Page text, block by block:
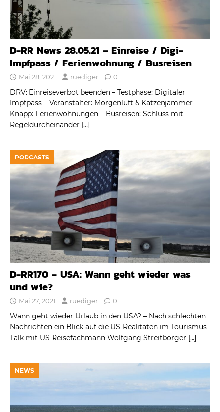
D-RR News 28.05.21 – Einreise / Digi-
Impfpass / Ferienwohnung / Busreisen
Mai 28, 2021 ruediger 0
DRV: Einreiseverbot beenden – Testphase: Digitaler
Impfpass – Veranstalter: Morgenluft & Katzenjammer –
Knapp: Ferienwohnungen – Busreisen: Schluss mit
Regeldurcheinander […]
PODCASTS
D-RR170 – USA: Wann geht wieder was
und wie?
Mai 27, 2021 ruediger 0
Wann geht wieder Urlaub in den USA? – Nach schlechten
Nachrichten ein Blick auf die US-Realitäten im Tourismus-
Talk mit US-Reisefachmann Wolfgang Streitbörger […]
NEWS